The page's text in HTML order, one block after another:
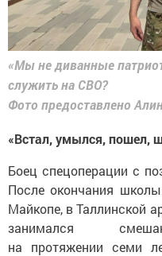
«Мы не диванные
служить на СВО?
Фото предоставлено
«Встал, умылся, пошел,
Боец спецоперации с
После окончания
Майкопе, в Таллинской
занимался
на протяжении семи